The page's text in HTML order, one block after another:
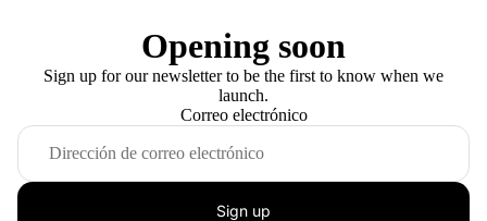
Opening soon
Sign up for our newsletter to be the first to know when we
launch.
Correo electrónico
Sign up